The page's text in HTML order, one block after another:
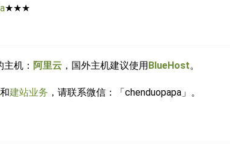
★★★
机： 阿里云 ，国外主机建议使用BlueHost。
和建站业务 ，请联系微信：「chenduopapa」。